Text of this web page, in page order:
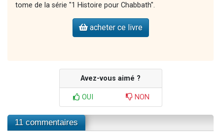
tome de la série "1 Histoire pour Chabbath".
acheter ce livre
Avez-vous aimé ?
OUI NON
11 commentaires